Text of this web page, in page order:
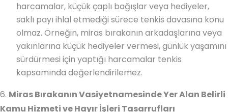
harcamalar, küçük çaplı bağışlar veya hediyeler,
saklı payı ihlal etmediği sürece tenkis davasına konu
olmaz. Örneğin, miras bırakanın arkadaşlarına veya
yakınlarına küçük hediyeler vermesi, günlük yaşamını
sürdürmesi için yaptığı harcamalar tenkis
kapsamında değerlendirilemez.
6. Miras Bırakanın Vasiyetnamesinde Yer Alan Belirli
Kamu Hizmeti ve Hayır İşleri Tasarrufları